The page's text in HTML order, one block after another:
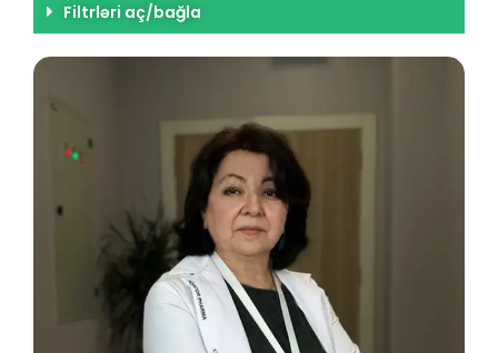
Filtrləri aç/bağla